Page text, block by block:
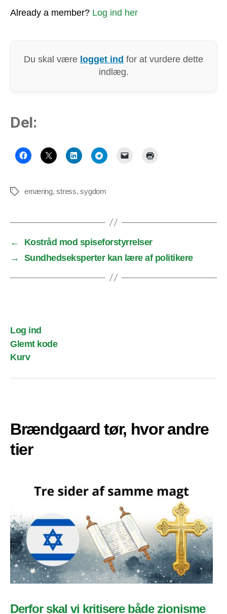
Already a member? Log ind her
Du skal være logget ind for at vurdere dette
indlæg.
Del:
Tagsernæring,stress,sygdom
←
Kostråd mod spiseforstyrrelser
→
Sundhedseksperter kan lære af politikere
Log ind
Glemt kode
Kurv
Brændgaard tør, hvor andre
tier
Derfor skal vi kritisere både zionisme